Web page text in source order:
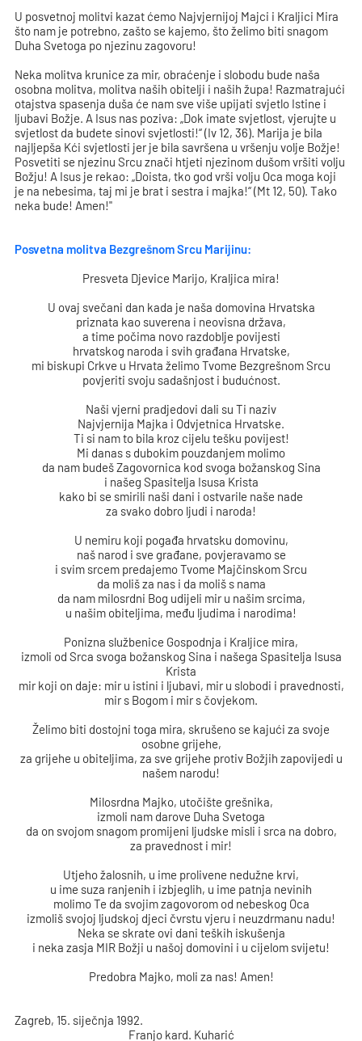
U posvetnoj molitvi kazat ćemo Najvjernijoj Majci i Kraljici Mira
što nam je potrebno, zašto se kajemo, što želimo biti snagom
Duha Svetoga po njezinu zagovoru!
Neka molitva krunice za mir, obraćenje i slobodu bude naša
osobna molitva, molitva naših obitelji i naših župa! Razmatrajući
otajstva spasenja duša će nam sve više upijati svjetlo Istine i
ljubavi Božje. A Isus nas poziva: „Dok imate svjetlost, vjerujte u
svjetlost da budete sinovi svjetlosti!“ (Iv 12, 36). Marija je bila
najljepša Kći svjetlosti jer je bila savršena u vršenju volje Božje!
Posvetiti se njezinu Srcu znači htjeti njezinom dušom vršiti volju
Božju! A Isus je rekao: „Doista, tko god vrši volju Oca moga koji
je na nebesima, taj mi je brat i sestra i majka!“ (Mt 12, 50). Tako
neka bude! Amen!"
Posvetna molitva Bezgrešnom Srcu Marijinu:
Presveta Djevice Marijo, Kraljica mira!
U ovaj svečani dan kada je naša domovina Hrvatska
priznata kao suverena i neovisna država,
a time počima novo razdoblje povijesti
hrvatskog naroda i svih građana Hrvatske,
mi biskupi Crkve u Hrvata želimo Tvome Bezgrešnom Srcu
povjeriti svoju sadašnjost i budućnost.
Naši vjerni pradjedovi dali su Ti naziv
Najvjernija Majka i Odvjetnica Hrvatske.
Ti si nam to bila kroz cijelu tešku povijest!
Mi danas s dubokim pouzdanjem molimo
da nam budeš Zagovornica kod svoga božanskog Sina
i našeg Spasitelja Isusa Krista
kako bi se smirili naši dani i ostvarile naše nade
za svako dobro ljudi i naroda!
U nemiru koji pogađa hrvatsku domovinu,
naš narod i sve građane, povjeravamo se
i svim srcem predajemo Tvome Majčinskom Srcu
da moliš za nas i da moliš s nama
da nam milosrdni Bog udijeli mir u našim srcima,
u našim obiteljima, među ljudima i narodima!
Ponizna službenice Gospodnja i Kraljice mira,
izmoli od Srca svoga božanskog Sina i našega Spasitelja Isusa
Krista
mir koji on daje: mir u istini i ljubavi, mir u slobodi i pravednosti,
mir s Bogom i mir s čovjekom.
Želimo biti dostojni toga mira, skrušeno se kajući za svoje
osobne grijehe,
za grijehe u obiteljima, za sve grijehe protiv Božjih zapovijedi u
našem narodu!
Milosrdna Majko, utočište grešnika,
izmoli nam darove Duha Svetoga
da on svojom snagom promijeni ljudske misli i srca na dobro,
za pravednost i mir!
Utjeho žalosnih, u ime prolivene nedužne krvi,
u ime suza ranjenih i izbjeglih, u ime patnja nevinih
molimo Te da svojim zagovorom od nebeskog Oca
izmoliš svojoj ljudskoj djeci čvrstu vjeru i neuzdrmanu nadu!
Neka se skrate ovi dani teških iskušenja
i neka zasja MIR Božji u našoj domovini i u cijelom svijetu!
Predobra Majko, moli za nas! Amen!
Zagreb, 15. siječnja 1992.
Franjo kard. Kuharić